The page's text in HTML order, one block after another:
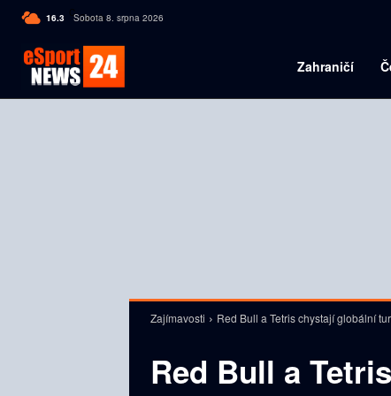
16.3 C Czech
Sobota 8. srpna 2026
Zahraničí
Zajímavosti Red Bull a Tetris chystají globální
Red Bull a